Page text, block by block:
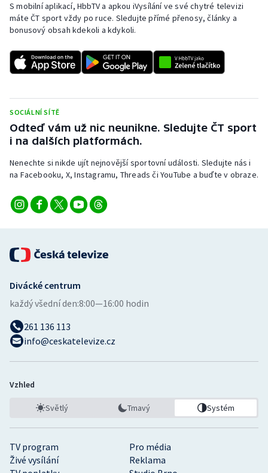
S mobilní aplikací, HbbTV a apkou iVysílání ve své chytré televizi
máte ČT sport vždy po ruce. Sledujte přímé přenosy, články a
bonusový obsah kdekoli a kdykoli.
SOCIÁLNÍ SÍTĚ
Odteď vám už nic neunikne. Sledujte ČT sport
i na dalších platformách.
Nenechte si nikde ujít nejnovější sportovní události. Sledujte nás i
na Facebooku, X, Instagramu, Threads či YouTube a buďte v obraze.
TV program
Pro média
Živé vysílání
Reklama
Divácké centrum
každý všední den:8:00—16:00 hodin
261 136 113
info@ceskatelevize.cz
Vzhled
Světlý Tmavý Systém